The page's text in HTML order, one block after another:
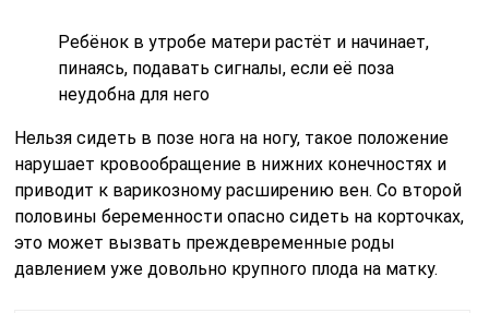
Ребёнок в утробе матери растёт и начинает,
пинаясь, подавать сигналы, если её поза
неудобна для него
Нельзя сидеть в позе нога на ногу, такое положение
нарушает кровообращение в нижних конечностях и
приводит к варикозному расширению вен. Со второй
половины беременности опасно сидеть на корточках,
это может вызвать преждевременные роды
давлением уже довольно крупного плода на матку.